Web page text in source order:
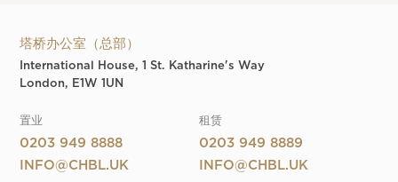
塔桥办公室（总部）
International House, 1 St. Katharine's Way
London, E1W 1UN
置业
0203 949 8888
INFO@CHBL.UK
租赁
0203 949 8889
INFO@CHBL.UK